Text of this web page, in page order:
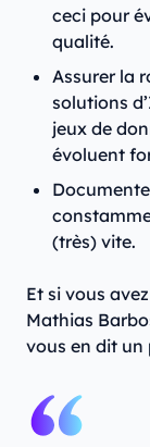
ceci pour
qualité.
Assurer la
solutions
jeux de
évoluent
(très) vite.
Et si vous
Mathias
vous en dit un